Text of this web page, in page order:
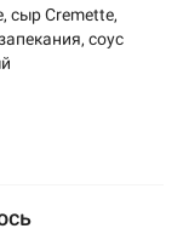
сыр Cremette,
соус